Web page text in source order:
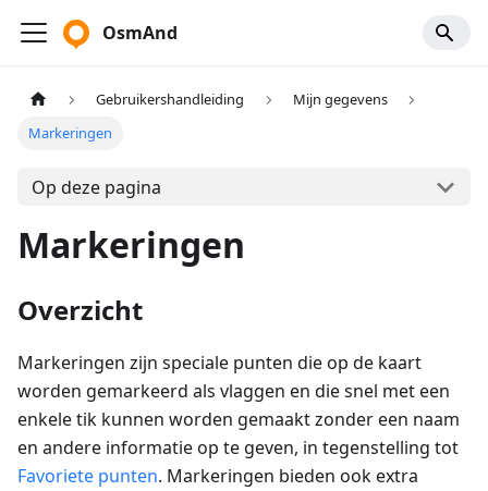
OsmAnd
Gebruikershandleiding
Mijn gegevens
Markeringen
Op deze pagina
Markeringen
Overzicht
Markeringen zijn speciale punten die op de kaart
worden gemarkeerd als vlaggen en die snel met een
enkele tik kunnen worden gemaakt zonder een naam
en andere informatie op te geven, in tegenstelling tot
Favoriete punten. Markeringen bieden ook extra